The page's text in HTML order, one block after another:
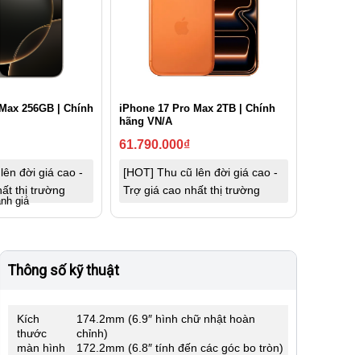
256GB | Chính
đời giá cao -
thị trường
giá
iPhone 17 Pro Max 2TB | Chính
hãng VN/A
61.790.000₫
[HOT] Thu cũ lên đời giá cao -
Trợ giá cao nhất thị trường
Thông số kỹ thuật
Kích
thước
màn hình
174.2mm (6.9″ hình chữ nhật hoàn
chỉnh)
172.2mm (6.8″ tính đến các góc bo tròn)